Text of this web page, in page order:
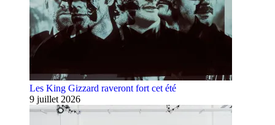
Les King Gizzard raveront fort cet été
9 juillet 2026